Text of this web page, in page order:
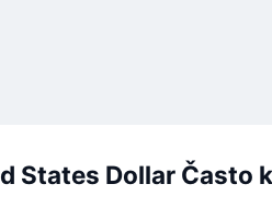
States Dollar Často